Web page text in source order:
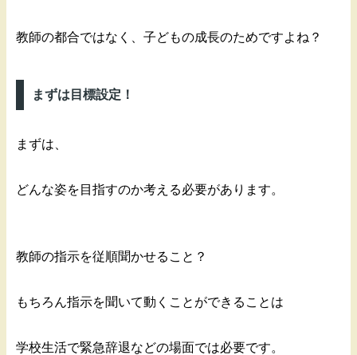
教師の都合ではなく、子どもの成長のためですよね？
まずは目標設定！
まずは、
どんな姿を目指すのか考える必要があります。
教師の指示を従順聞かせること？
もちろん指示を聞いて動くことができることは
学校生活で緊急辞退などの場面では必要です。